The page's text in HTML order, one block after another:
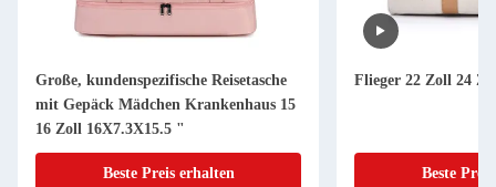
Große, kundenspezifische Reisetasche
mit Gepäck Mädchen Krankenhaus 15
16 Zoll 16X7.3X15.5 "
Beste Preis erhalten
Flieger 22 Zoll 24
Beste